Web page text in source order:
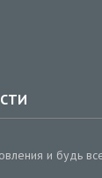
и будь